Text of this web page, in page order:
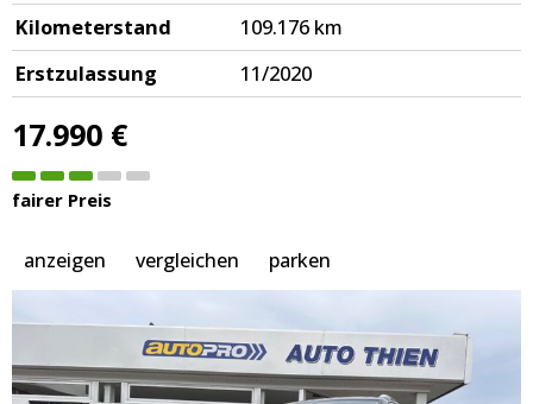
Kilometerstand
109.176 km
Erstzulassung
11/2020
17.990 €
fairer Preis
anzeigen vergleichen parken